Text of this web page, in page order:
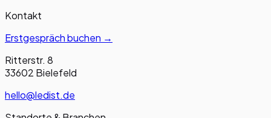
Kontakt
Erstgespräch buchen →
Ritterstr. 8
33602 Bielefeld
hello@ledist.de